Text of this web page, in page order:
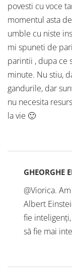
povesti cu voce
momentul asta
umble cu niste
mi spuneti de
parintii , dupa ce
minute. Nu stiu,
gandurile, dar
nu necesita
la vie 🙂
GHEORGHE
@Viorica.
Albert
fie
să fie mai